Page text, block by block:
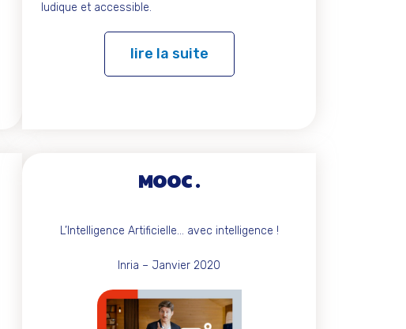
ludique et accessible.
lire la suite
MOOC
L’Intelligence Artificielle… avec intelligence !
Inria – Janvier 2020